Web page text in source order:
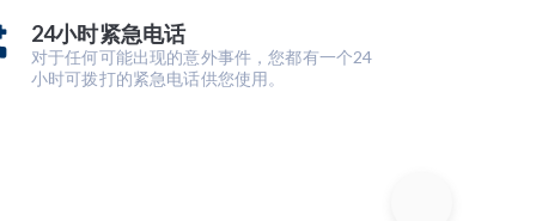
24小时紧急电话
对于任何可能出现的意外事件，您都有一个24
小时可拨打的紧急电话供您使用。